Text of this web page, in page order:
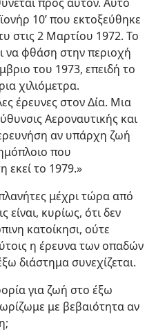
10’ που εκτοξεύθηκε
στις 2 Μαρτίου 1972. Το
να φθάση στην περιοχή
του 1973, επειδή το
χιλιόμετρα.
έρευνες στον Δία. Μια
Αεροναυτικής και
αν υπάρχη ζωή
που
εκεί το 1979.»
μέχρι τώρα από
είναι, κυρίως, ότι δεν
κατοίκησι, ούτε
η έρευνα των οπαδών
διάστημα συνεχίζεται.
για ζωή στο έξω
με βεβαιότητα αν